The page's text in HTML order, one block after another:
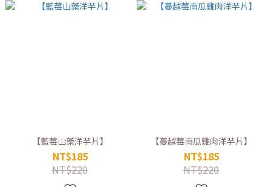
【藍莓山藥洋芋片】
NT$185
NT$220
【蔓越莓南瓜雞肉洋芋片】
NT$185
NT$220